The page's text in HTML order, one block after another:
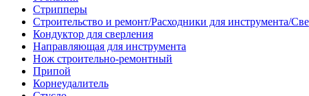
Стрипперы
Строительство и ремонт/Расходники для инструмента/
Кондуктор для сверления
Направляющая для инструмента
Нож строительно-ремонтный
Припой
Корнеудалитель